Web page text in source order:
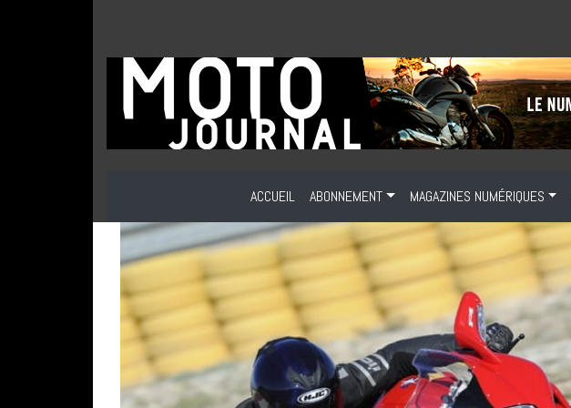
ACCUEIL ABONNEMENT MAGAZINES NUMÉRIQUES